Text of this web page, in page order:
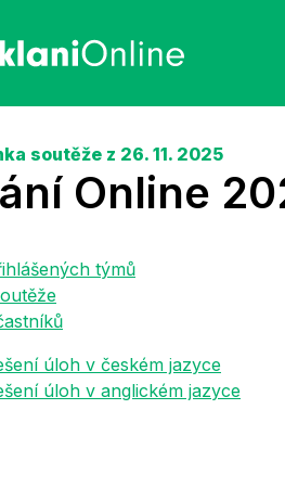
soutěže z 26. 11. 2025
Online
týmů
úloh v českém jazyce
úloh v anglickém jazyce